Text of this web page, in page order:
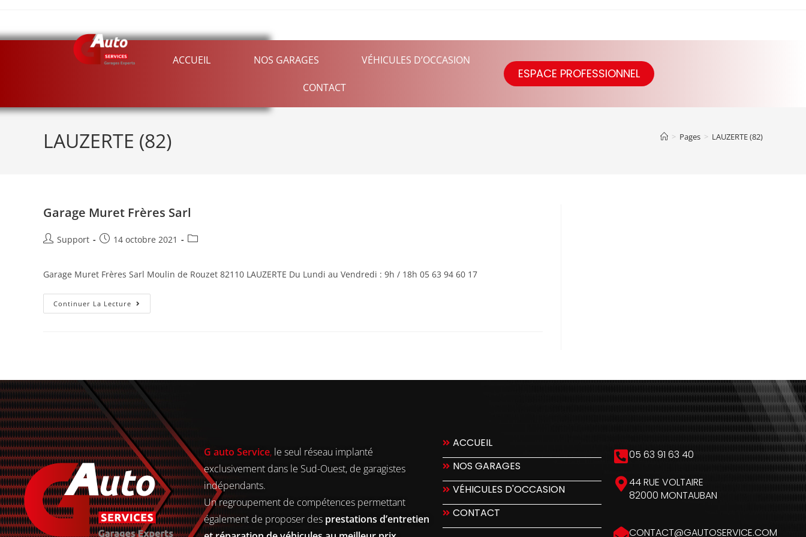
ACCUEIL NOS GARAGES VÉHICULES D’OCCASION
CONTACT
ESPACE PROFESSIONNEL
LAUZERTE (82) > Pages > LAUZERTE (82)
Garage Muret Frères Sarl
Support 14 octobre 2021
Garage Muret Frères Sarl Moulin de Rouzet 82110 LAUZERTE Du Lundi au Vendredi : 9h / 18h 05 63 94 60 17
Continuer La Lecture
G auto Service, le seul réseau implanté
exclusivement dans le Sud-Ouest, de garagistes
indépendants.
Un regroupement de compétences permettant
également de proposer des prestations d’entretien
ACCUEIL
NOS GARAGES
VÉHICULES D'OCCASION
CONTACT
05 63 91 63 40
44 RUE VOLTAIRE
82000 MONTAUBAN
CONTACT@GAUTOSERVICE.COM